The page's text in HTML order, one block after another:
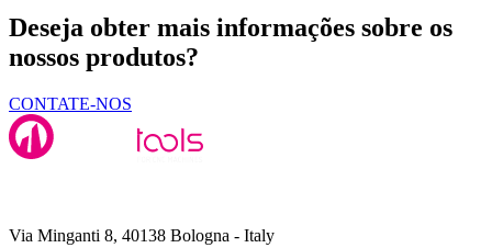
Deseja obter mais informações sobre os
nossos produtos?
CONTATE-NOS
Via Minganti 8, 40138 Bologna - Italy